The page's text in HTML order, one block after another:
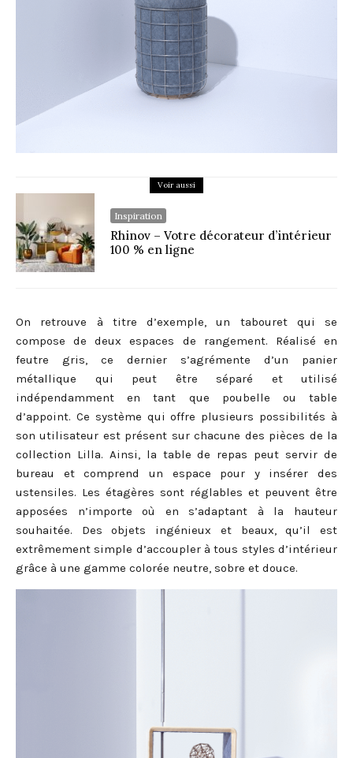
Voir aussi
Inspiration
Rhinov – Votre décorateur d’intérieur
100 % en ligne
On retrouve à titre d’exemple, un tabouret qui se
compose de deux espaces de rangement. Réalisé en
feutre gris, ce dernier s’agrémente d’un panier
métallique qui peut être séparé et utilisé
indépendamment en tant que poubelle ou table
d’appoint. Ce système qui offre plusieurs possibilités à
son utilisateur est présent sur chacune des pièces de la
collection Lilla. Ainsi, la table de repas peut servir de
bureau et comprend un espace pour y insérer des
ustensiles. Les étagères sont réglables et peuvent être
apposées n’importe où en s’adaptant à la hauteur
souhaitée. Des objets ingénieux et beaux, qu’il est
extrêmement simple d’accoupler à tous styles d’intérieur
grâce à une gamme colorée neutre, sobre et douce.